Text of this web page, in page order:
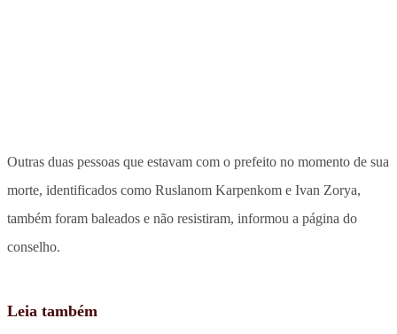
Outras duas pessoas que estavam com o prefeito no momento de sua
morte, identificados como Ruslanom Karpenkom e Ivan Zorya,
também foram baleados e não resistiram, informou a página do
conselho.
Leia também